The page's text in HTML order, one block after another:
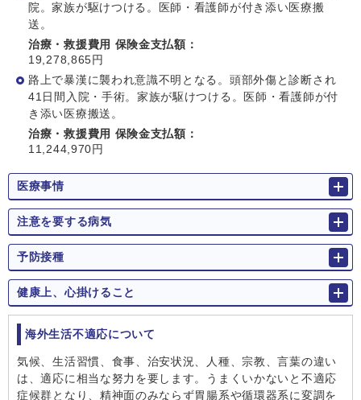
院。家族が駆けつける。医師・看護師が付き添い医療搬
送。
治療・救援費用 保険金支払額：
19,278,865円
路上で暴漢に襲われ意識不明となる。頭部外傷と診断され
41日間入院・手術。家族が駆けつける。医師・看護師が付
き添い医療搬送。
治療・救援費用 保険金支払額：
11,244,970円
医療事情
注意を要する病気
予防接種
健康上、心掛けること
海外⽣活不適応について
気候、⽣活習慣、⾷事、治安状況、⼈種、宗教、⾔葉の違い
は、適応に相当な努⼒を要します。うまくいかないと不適応
症候群となり、精神⾯のみならず胃腸系や循環器系に変調を